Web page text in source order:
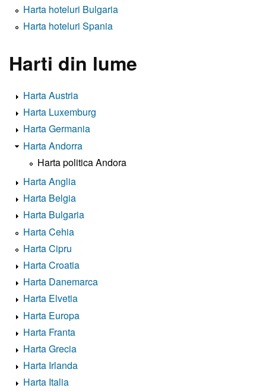
Harta hoteluri Bulgaria
Harta hoteluri Spania
Harti din lume
Harta Austria
Harta Luxemburg
Harta Germania
Harta Andorra
Harta politica Andora
Harta Anglia
Harta Belgia
Harta Bulgaria
Harta Cehia
Harta Cipru
Harta Croatia
Harta Danemarca
Harta Elvetia
Harta Europa
Harta Franta
Harta Grecia
Harta Irlanda
Harta Italia